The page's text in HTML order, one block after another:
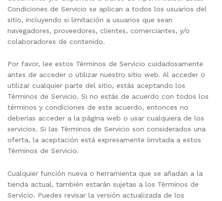
Condiciones de Servicio se aplican a todos los usuarios del
sitio, incluyendo si limitación a usuarios que sean
navegadores, proveedores, clientes, comerciantes, y/o
colaboradores de contenido.
Por favor, lee estos Términos de Servicio cuidadosamente
antes de acceder o utilizar nuestro sitio web. Al acceder o
utilizar cualquier parte del sitio, estás aceptando los
Términos de Servicio. Si no estás de acuerdo con todos los
términos y condiciones de este acuerdo, entonces no
deberías acceder a la página web o usar cualquiera de los
servicios. Si las Términos de Servicio son considerados una
oferta, la aceptación está expresamente limitada a estos
Términos de Servicio.
Cualquier función nueva o herramienta que se añadan a la
tienda actual, también estarán sujetas a los Términos de
Servicio. Puedes revisar la versión actualizada de los